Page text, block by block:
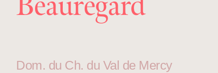
Dom. du Ch. du Val de Mercy